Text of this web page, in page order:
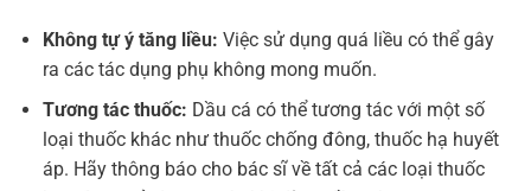
Không tự ý tăng liều: Việc sử dụng quá liều có thể gây
ra các tác dụng phụ không mong muốn.
Tương tác thuốc: Dầu cá có thể tương tác với một số
loại thuốc khác như thuốc chống đông, thuốc hạ huyết
áp. Hãy thông báo cho bác sĩ về tất cả các loại thuốc